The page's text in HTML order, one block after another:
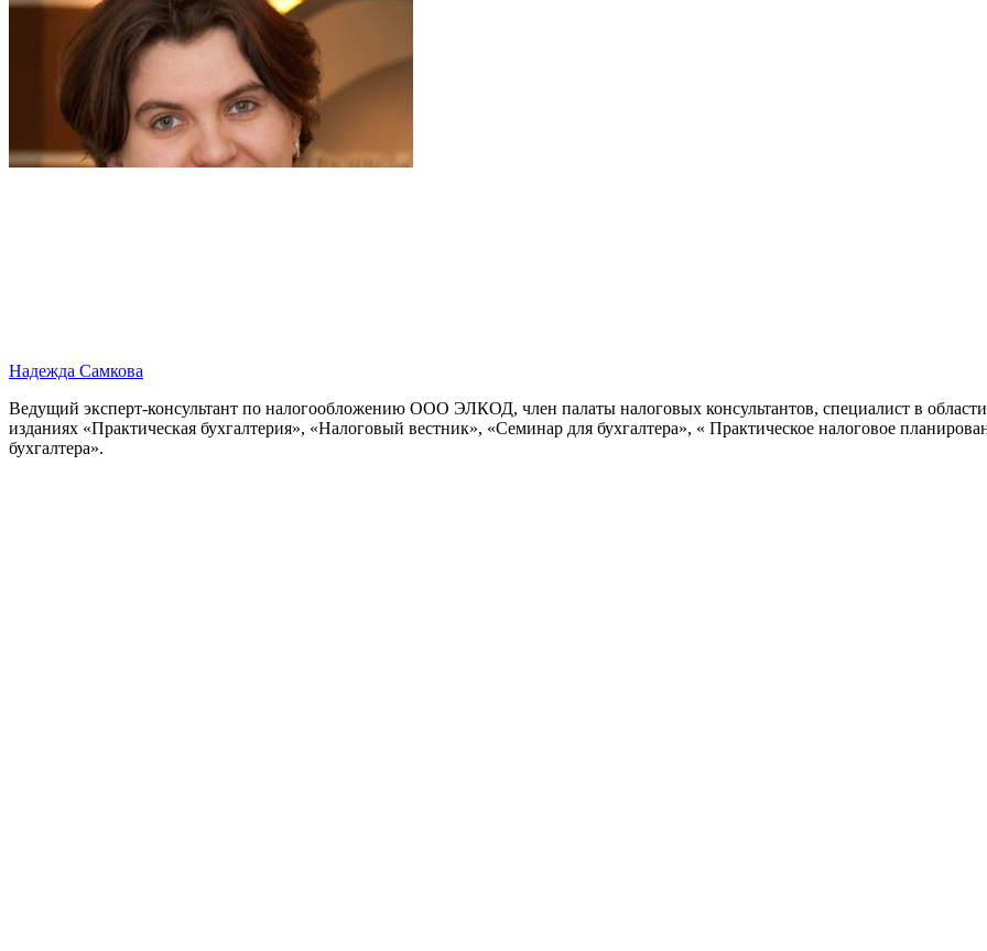
Надежда Самкова
Ведущий эксперт-консультант по налогообложению ООО ЭЛКОД, член палаты налоговых консультантов, специалист в
изданиях «Практическая бухгалтерия», «Налоговый вестник», «Семинар для бухгалтера», « Практическое налоговое
бухгалтера».